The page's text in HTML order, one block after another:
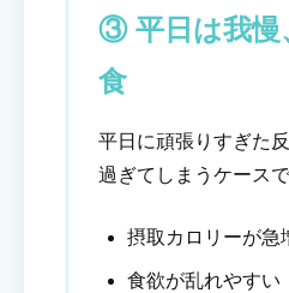
③ 平日は我慢
食
平日に頑張りすぎた
過ぎてしまうケースで
摂取カロリーが急
食欲が乱れやすい